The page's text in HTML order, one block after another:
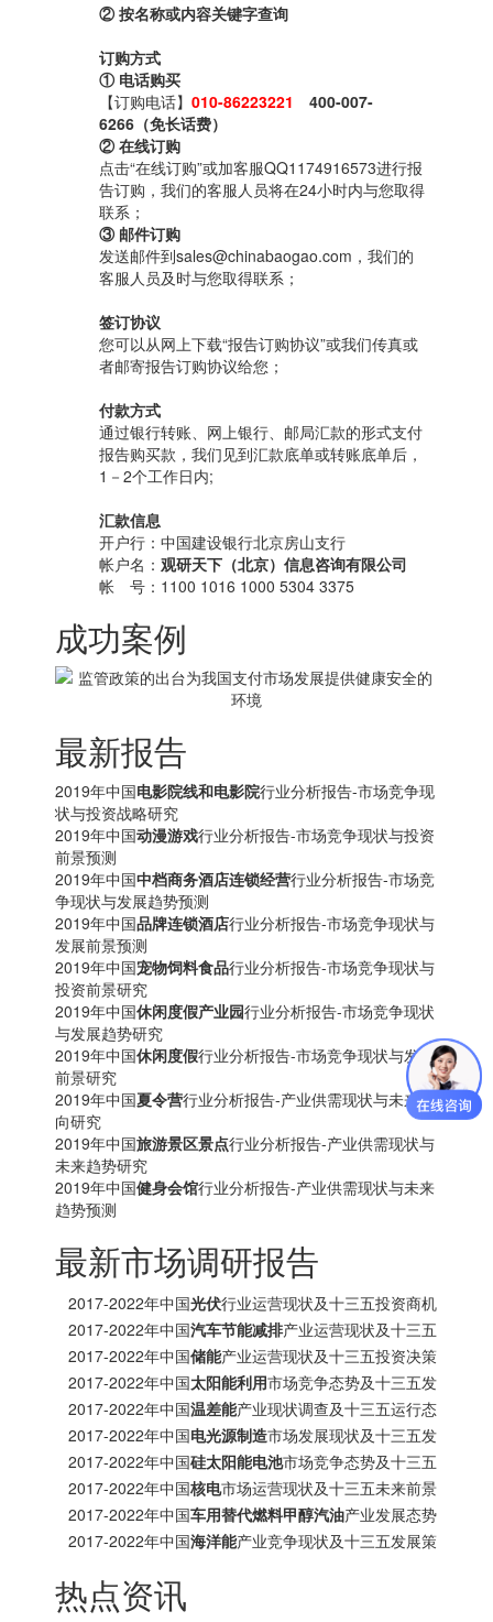
② 按名称或内容关键字查询
订购方式
① 电话购买
【订购电话】 010-86223221 400-007-
6266（免长话费）
② 在线订购
点击“在线订购”或加客服QQ1174916573进行报
告订购，我们的客服人员将在24小时内与您取得
联系；
③ 邮件订购
发送邮件到sales@chinabaogao.com，我们的
客服人员及时与您取得联系；
签订协议
您可以从网上下载“报告订购协议”或我们传真或
者邮寄报告订购协议给您；
付款方式
通过银行转账、网上银行、邮局汇款的形式支付
报告购买款，我们见到汇款底单或转账底单后，
1－2个工作日内;
汇款信息
开户行：中国建设银行北京房山支行
帐户名： 观研天下（北京）信息咨询有限公司
帐 号：1100 1016 1000 5304 3375
成功案例
最新报告
2019年中国电影院线和电影院行业分析报告-市场竞争现
状与投资战略研究
2019年中国动漫游戏行业分析报告-市场竞争现状与投资
前景预测
2019年中国中档商务酒店连锁经营行业分析报告-市场竞
争现状与发展趋势预测
2019年中国品牌连锁酒店行业分析报告-市场竞争现状与
发展前景预测
2019年中国宠物饲料食品行业分析报告-市场竞争现状与
投资前景研究
2019年中国休闲度假产业园行业分析报告-市场竞争现状
与发展趋势研究
2019年中国休闲度假行业分析报告-市场竞争现状与发展
前景研究
2019年中国夏令营行业分析报告-产业供需现状与未来动
向研究
2019年中国旅游景区景点行业分析报告-产业供需现状与
未来趋势研究
2019年中国健身会馆行业分析报告-产业供需现状与未来
趋势预测
最新市场调研报告
2017-2022年中国光伏行业运营现状及十三五投资商机
研究报告
2017-2022年中国汽车节能减排产业运营现状及十三五
发展趋势前瞻报告
2017-2022年中国储能产业运营现状及十三五投资决策
分析报告
2017-2022年中国太阳能利用市场竞争态势及十三五发
展趋势前瞻报告
2017-2022年中国温差能产业现状调查及十三五运行态
势预测报告
2017-2022年中国电光源制造市场发展现状及十三五发
展策略分析报告
2017-2022年中国硅太阳能电池市场竞争态势及十三五
投资商机研究报告
2017-2022年中国核电市场运营现状及十三五未来前景
分析报告
2017-2022年中国车用替代燃料甲醇汽油产业发展态势
及十三五投资方向分析报告
2017-2022年中国海洋能产业竞争现状及十三五发展策
热点资讯